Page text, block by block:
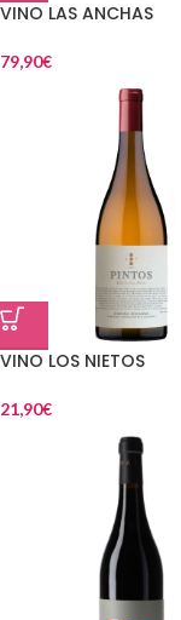
VINO LAS ANCHAS
79,90€
VINO LOS NIETOS
21,90€